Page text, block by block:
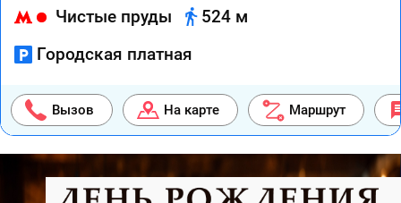
Чистые пруды
524 м
Городская платная
Вызов На карте Маршрут